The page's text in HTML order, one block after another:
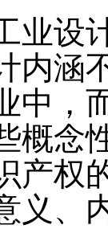
设计
涵不
中，
概念
产权
义、